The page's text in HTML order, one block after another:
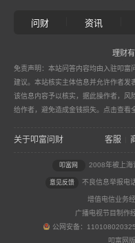
问财 资讯
理财
免责声明：本站问答内容均由入驻叩富
建议。本站核实主体信息并允许作者
该信息内容予以核实，据此操作者，风
给作者，避免造成金钱损失。 点击查看
关于叩富问财 客服
叩富网 2008年被上海
意见反馈 不良信息举报电
增值电信业务
广播电视节目制作
公网安备：
叩富网